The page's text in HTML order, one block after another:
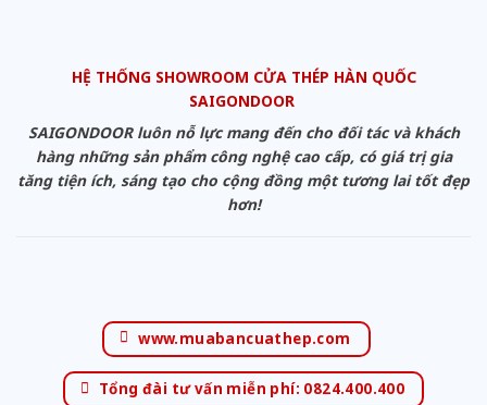
HỆ THỐNG SHOWROOM CỬA THÉP HÀN QUỐC
SAIGONDOOR
SAIGONDOOR luôn nỗ lực mang đến cho đối tác và khách
hàng những sản phẩm công nghệ cao cấp, có giá trị gia
tăng tiện ích, sáng tạo cho cộng đồng một tương lai tốt đẹp
hơn!
www.muabancuathep.com
Tổng đài tư vấn miễn phí: 0824.400.400